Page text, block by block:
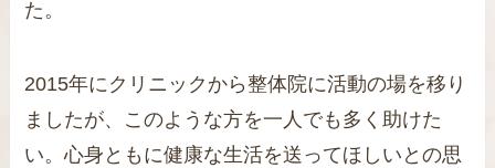
た。
2015年にクリニックから整体院に活動の場を移り
ましたが、このような方を一人でも多く助けた
い。心身ともに健康な生活を送ってほしいとの思